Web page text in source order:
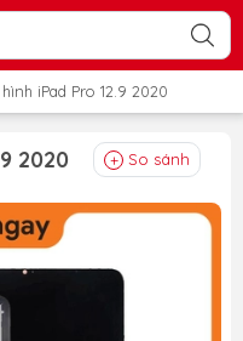
iPad Pro 12.9 2020
2020 So sánh